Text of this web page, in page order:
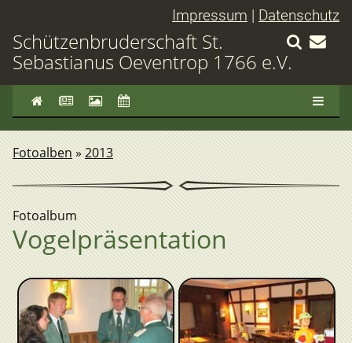
Impressum | Datenschutz
Schützenbruderschaft St.
Sebastianus Oeventrop 1766 e.V.
Fotoalben » 2013
Fotoalbum
Vogelpräsentation